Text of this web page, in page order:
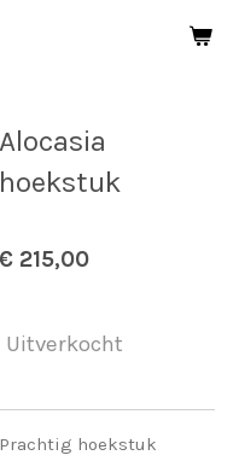
Alocasia
hoekstuk
€ 215,00
Uitverkocht
Prachtig hoekstuk